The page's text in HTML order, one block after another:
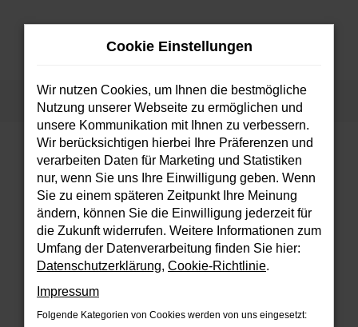
Zum
Startseite Fahrzeugsuche
FEHLER: NETWORK ERROR
Beim Laden ist ein Fehler aufgetreten.
Hier sind ein paar Tipps, die dir helfen können:
Überprüfe deine Firewall und deine
Internetverbindung.
Laden andere Webseiten, zum Beispiel
deine Suchmaschine?
Cookie Einstellungen
Wir nutzen Cookies, um Ihnen die bestmögliche
Nutzung unserer Webseite zu ermöglichen und
unsere Kommunikation mit Ihnen zu verbessern.
Wir berücksichtigen hierbei Ihre Präferenzen und
verarbeiten Daten für Marketing und Statistiken
nur, wenn Sie uns Ihre Einwilligung geben. Wenn
Sie zu einem späteren Zeitpunkt Ihre Meinung
ändern, können Sie die Einwilligung jederzeit für
die Zukunft widerrufen. Weitere Informationen zum
Umfang der Datenverarbeitung finden Sie hier:
Datenschutzerklärung, Cookie-Richtlinie.
Impressum
Folgende Kategorien von Cookies werden von uns eingesetzt: